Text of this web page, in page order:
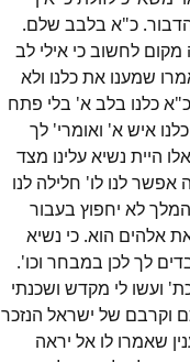
כ"א בלבב שלם.
לחשוב כי אילי לב
שמענו את כלנו ולא
כלנו בלב א' בלי פתח
כלנו איש א' ואומרי' לך
היית נשיא עלינו מצד
לנו לו' חלילה לנו
לא יחפוץ בעבור
אלהים הוא. כי נשיא
לך לכן במבחר וכו'.
ועשו לי מקדש ושכנתי
וקרבם של ישראל הנזכר
שאמרו לו אל יראה